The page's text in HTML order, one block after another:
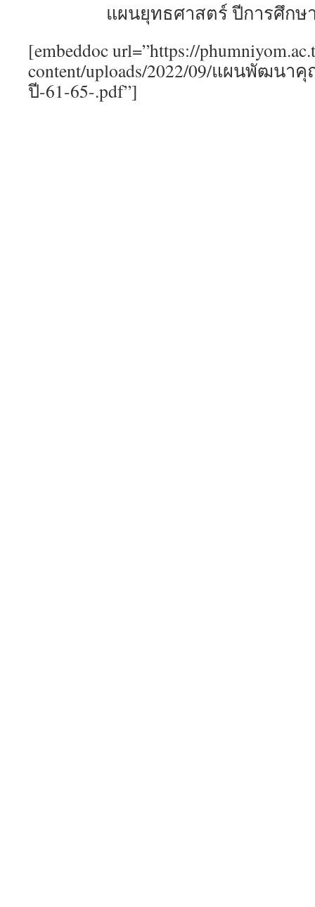
แผนยุทธศาสตร์ ปีการศึกษา
[embeddoc url=”https://
content/uploads/2022/09/แผนพัฒน
ปี-61-65-.pdf”]